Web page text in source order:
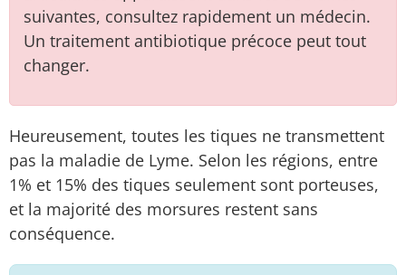
suivantes, consultez rapidement un médecin.
Un traitement antibiotique précoce peut tout
changer.
Heureusement, toutes les tiques ne transmettent
pas la maladie de Lyme. Selon les régions, entre
1% et 15% des tiques seulement sont porteuses,
et la majorité des morsures restent sans
conséquence.